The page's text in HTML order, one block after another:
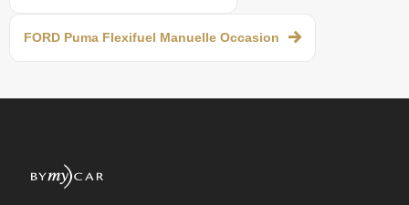
FORD Puma Flexifuel Manuelle Occasion